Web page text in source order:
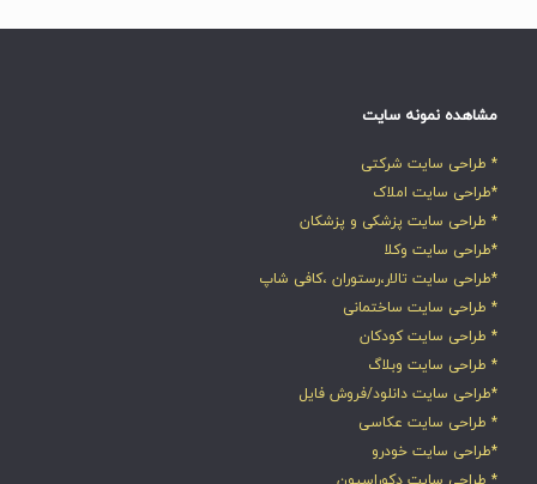
مشاهده نمونه سایت
* طراحی سایت شرکتی
*طراحی سایت املاک
* طراحی سایت پزشکی و پزشکان
*طراحی سایت وکلا
*طراحی سایت تالار،رستوران ،کافی شاپ
* طراحی سایت ساختمانی
* طراحی سایت کودکان
* طراحی سایت وبلاگ
*طراحی سایت دانلود/فروش فایل
* طراحی سایت عکاسی
*طراحی سایت خودرو